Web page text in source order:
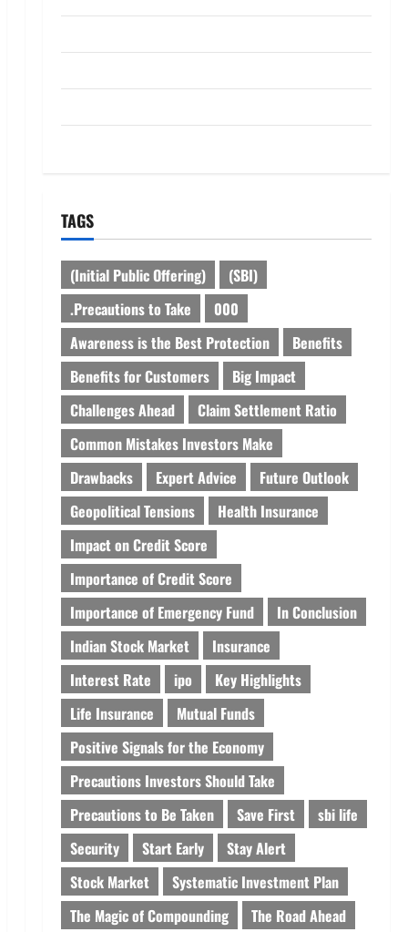
TAGS
(Initial Public Offering)
(SBI)
.Precautions to Take
000
Awareness is the Best Protection
Benefits
Benefits for Customers
Big Impact
Challenges Ahead
Claim Settlement Ratio
Common Mistakes Investors Make
Drawbacks
Expert Advice
Future Outlook
Geopolitical Tensions
Health Insurance
Impact on Credit Score
Importance of Credit Score
Importance of Emergency Fund
In Conclusion
Indian Stock Market
Insurance
Interest Rate
ipo
Key Highlights
Life Insurance
Mutual Funds
Positive Signals for the Economy
Precautions Investors Should Take
Precautions to Be Taken
Save First
sbi life
Security
Start Early
Stay Alert
Stock Market
Systematic Investment Plan
The Magic of Compounding
The Road Ahead